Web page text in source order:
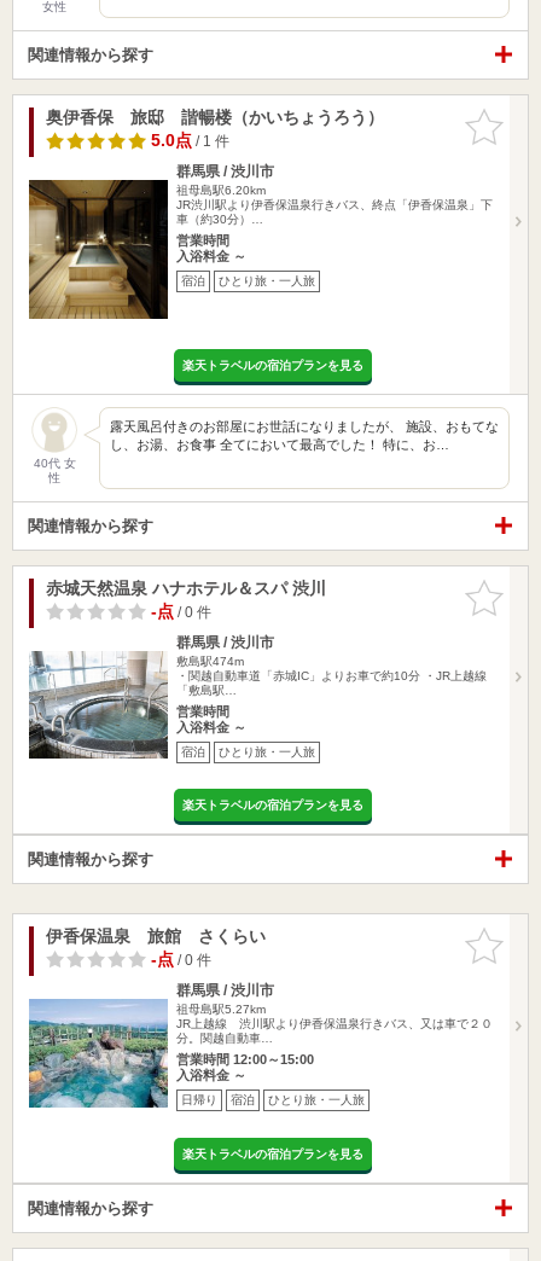
女性
関連情報から探す
お気に入
りに追加
奥伊香保 旅邸 諧暢楼（かいちょうろう）
5.0点/ 1 件
群馬県 / 渋川市
祖母島駅6.20km
JR渋川駅より伊香保温泉行きバス、終点「伊香保温泉」下
車（約30分）…
営業時間
入浴料金 ～
宿泊 ひとり旅・一人旅
楽天トラベルの宿泊プランを見る
40代 女
性
露天風呂付きのお部屋にお世話になりましたが、 施設、おもてな
し、お湯、お食事 全てにおいて最高でした！ 特に、お…
関連情報から探す
お気に入
りに追加
赤城天然温泉 ハナホテル＆スパ 渋川
-点/ 0 件
群馬県 / 渋川市
敷島駅474m
・関越自動車道「赤城IC」よりお車で約10分 ・JR上越線
「敷島駅…
営業時間
入浴料金 ～
宿泊 ひとり旅・一人旅
楽天トラベルの宿泊プランを見る
関連情報から探す
お気に入
りに追加
伊香保温泉 旅館 さくらい
-点/ 0 件
群馬県 / 渋川市
祖母島駅5.27km
JR上越線 渋川駅より伊香保温泉行きバス、又は車で２０
分。関越自動車…
営業時間 12:00～15:00
入浴料金 ～
日帰り 宿泊 ひとり旅・一人旅
楽天トラベルの宿泊プランを見る
関連情報から探す